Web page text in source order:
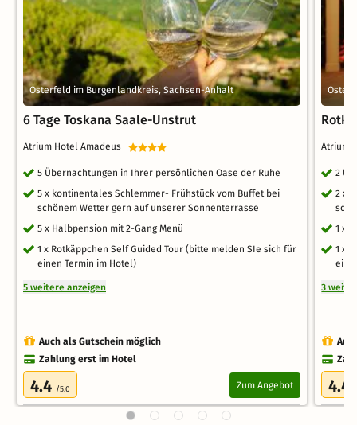
Osterfeld im Burgenlandkreis, Sachsen-Anhalt
6 Tage Toskana Saale-Unstrut
Atrium Hotel Amadeus
5 Übernachtungen in Ihrer persönlichen Oase der Ruhe
5 x kontinentales Schlemmer- Frühstück vom Buffet bei
schönem Wetter gern auf unserer Sonnenterrasse
5 x Halbpension mit 2-Gang Menü
1 x Rotkäppchen Self Guided Tour (bitte melden SIe sich für
einen Termin im Hotel)
5 weitere anzeigen
Auch als Gutschein möglich
Zahlung erst im Hotel
4.4 /5.0 Zum Angebot
Atrium
2
2 x
1 x
1 x
3
4.4